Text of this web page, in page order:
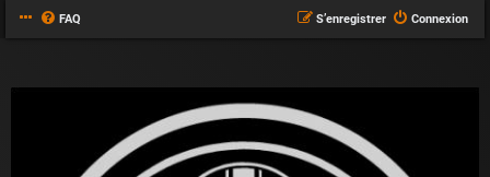
FAQ Connexion
S’enregistrer